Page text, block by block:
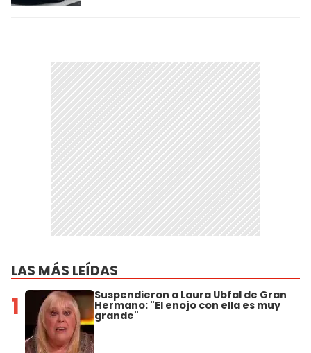
LAS MÁS LEÍDAS
1 Suspendieron a Laura Ubfal de Gran
Hermano: "El enojo con ella es muy
grande"